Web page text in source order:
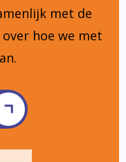
met de
hoe we met